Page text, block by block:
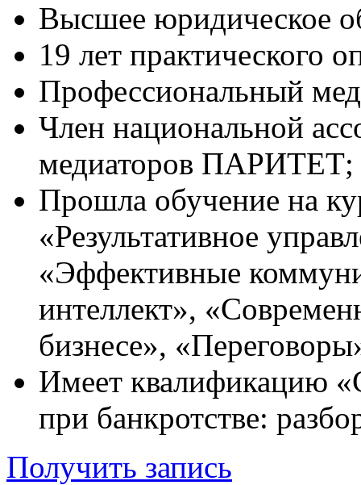
Высшее юридическое
19 лет практического
Профессиональный
Член национальной
медиаторов ПАРИТЕТ;
Прошла обучение на
«Результативное
«Эффективные
интеллект»,
бизнесе»,
Имеет квалификацию
при банкротстве:
Получить запись